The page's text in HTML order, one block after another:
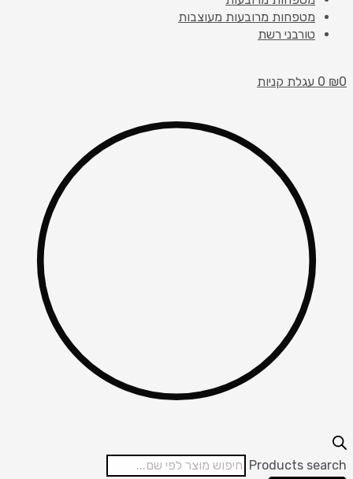
מטפחות מרובעות מעוצבות
טורבני רשת
₪0
0 עגלת קניות
Products search